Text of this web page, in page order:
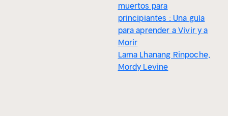
muertos para
principiantes : Una guía
para aprender a Vivir y a
Morir
Lama Lhanang Rinpoche,
Mordy Levine